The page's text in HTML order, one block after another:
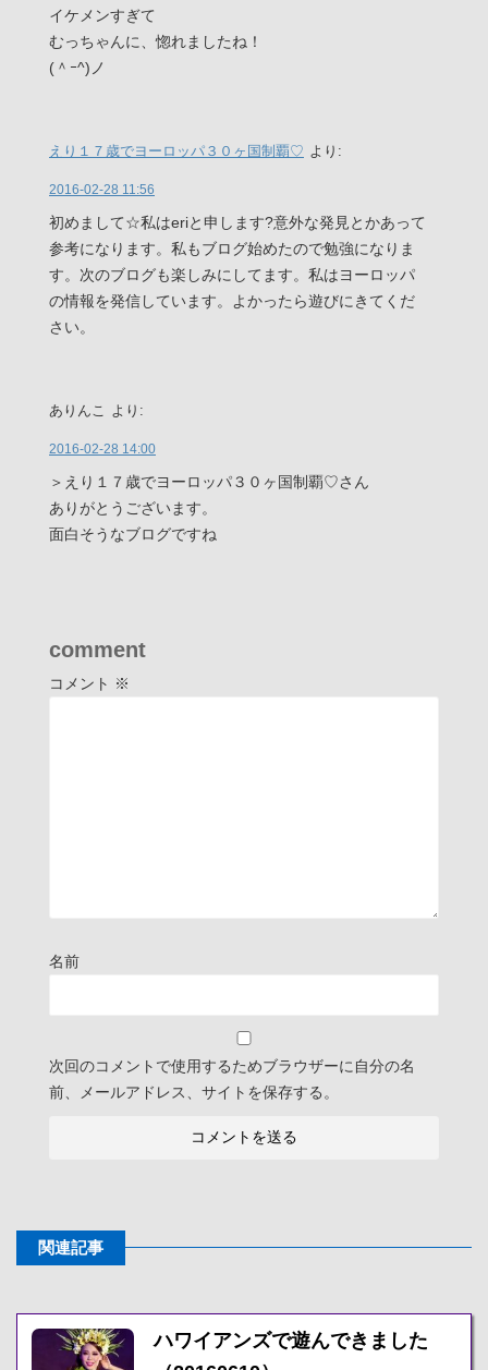
イケメンすぎて
むっちゃんに、惚れましたね！
(＾ｰ^)ノ
えり１７歳でヨーロッパ３０ヶ国制覇♡ より:
2016-02-28 11:56
初めまして☆私はeriと申します?意外な発見とかあって
参考になります。私もブログ始めたので勉強になりま
す。次のブログも楽しみにしてます。私はヨーロッパ
の情報を発信しています。よかったら遊びにきてくだ
さい。
ありんこ より:
2016-02-28 14:00
＞えり１７歳でヨーロッパ３０ヶ国制覇♡さん
ありがとうございます。
面白そうなブログですね
comment
コメント ※
名前
次回のコメントで使用するためブラウザーに自分の名
前、メールアドレス、サイトを保存する。
関連記事
ハワイアンズで遊んできました